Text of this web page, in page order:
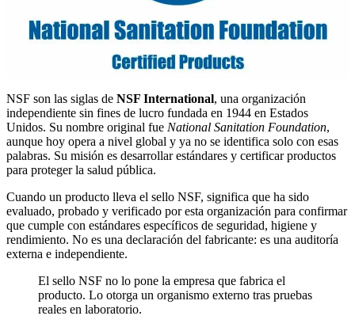
NSF son las siglas de NSF International, una organización
independiente sin fines de lucro fundada en 1944 en Estados
Unidos. Su nombre original fue National Sanitation Foundation,
aunque hoy opera a nivel global y ya no se identifica solo con esas
palabras. Su misión es desarrollar estándares y certificar productos
para proteger la salud pública.
Cuando un producto lleva el sello NSF, significa que ha sido
evaluado, probado y verificado por esta organización para confirmar
que cumple con estándares específicos de seguridad, higiene y
rendimiento. No es una declaración del fabricante: es una auditoría
externa e independiente.
El sello NSF no lo pone la empresa que fabrica el
producto. Lo otorga un organismo externo tras pruebas
reales en laboratorio.